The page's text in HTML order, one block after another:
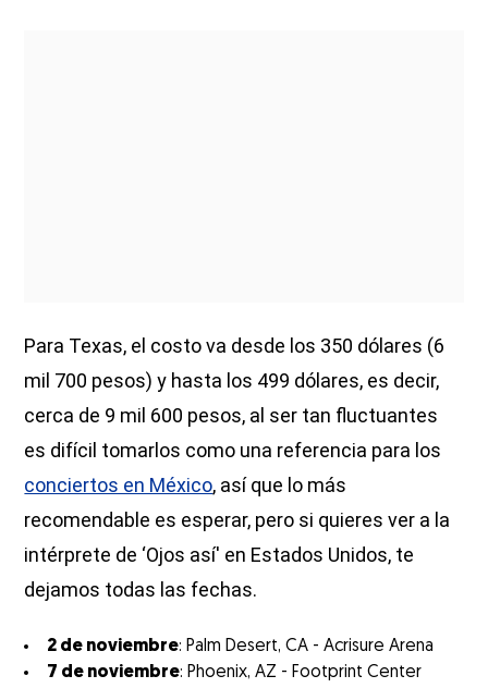
Para Texas, el costo va desde los 350 dólares (6
mil 700 pesos) y hasta los 499 dólares, es decir,
cerca de 9 mil 600 pesos, al ser tan fluctuantes
es difícil tomarlos como una referencia para los
conciertos en México, así que lo más
recomendable es esperar, pero si quieres ver a la
intérprete de ‘Ojos así' en Estados Unidos, te
dejamos todas las fechas.
2 de noviembre: Palm Desert, CA - Acrisure Arena
7 de noviembre: Phoenix, AZ - Footprint Center